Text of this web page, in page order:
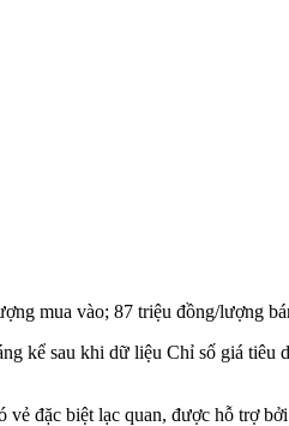
mua vào; 87 triệu đồng/lượng
kể sau khi dữ liệu Chỉ số giá
đặc biệt lạc quan, được hỗ trợ